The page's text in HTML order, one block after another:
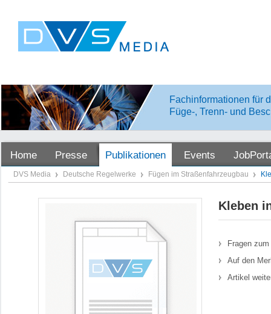
Fachinformationen für
Füge-, Trenn- und
Home Presse Publikationen Events
DVS Media Deutsche Regelwerke Fügen im Straßenfahrzeugbau
Kleben
Fragen
Auf den
Artikel